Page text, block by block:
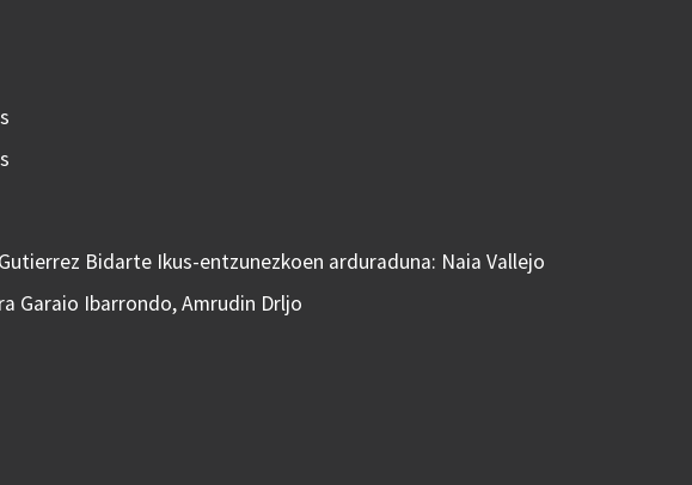
Bidarte Ikus-entzunezkoen arduraduna: Naia Vallejo
Garaio Ibarrondo, Amrudin Drljo